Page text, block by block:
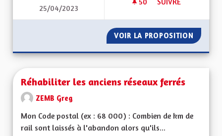
25/04/2023
VOIR LA PROPOSITION
Réhabiliter les anciens réseaux ferrés
ZEMB Greg
Mon Code postal (ex : 68 000) : Combien de km de
rail sont laissés à l'abandon alors qu'ils...